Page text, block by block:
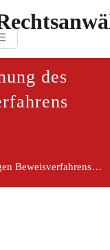
Döhl & Kollegen
des
BGH: Keine Unterbrechung des selbständigen Beweisverfahrens durch Insolvenz